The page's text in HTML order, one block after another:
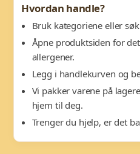
Hvordan handle?
Bruk kategoriene eller
Åpne produktsiden for
allergener.
Legg i handlekurven og
Vi pakker varene på
hjem til deg.
Trenger du hjelp, er det